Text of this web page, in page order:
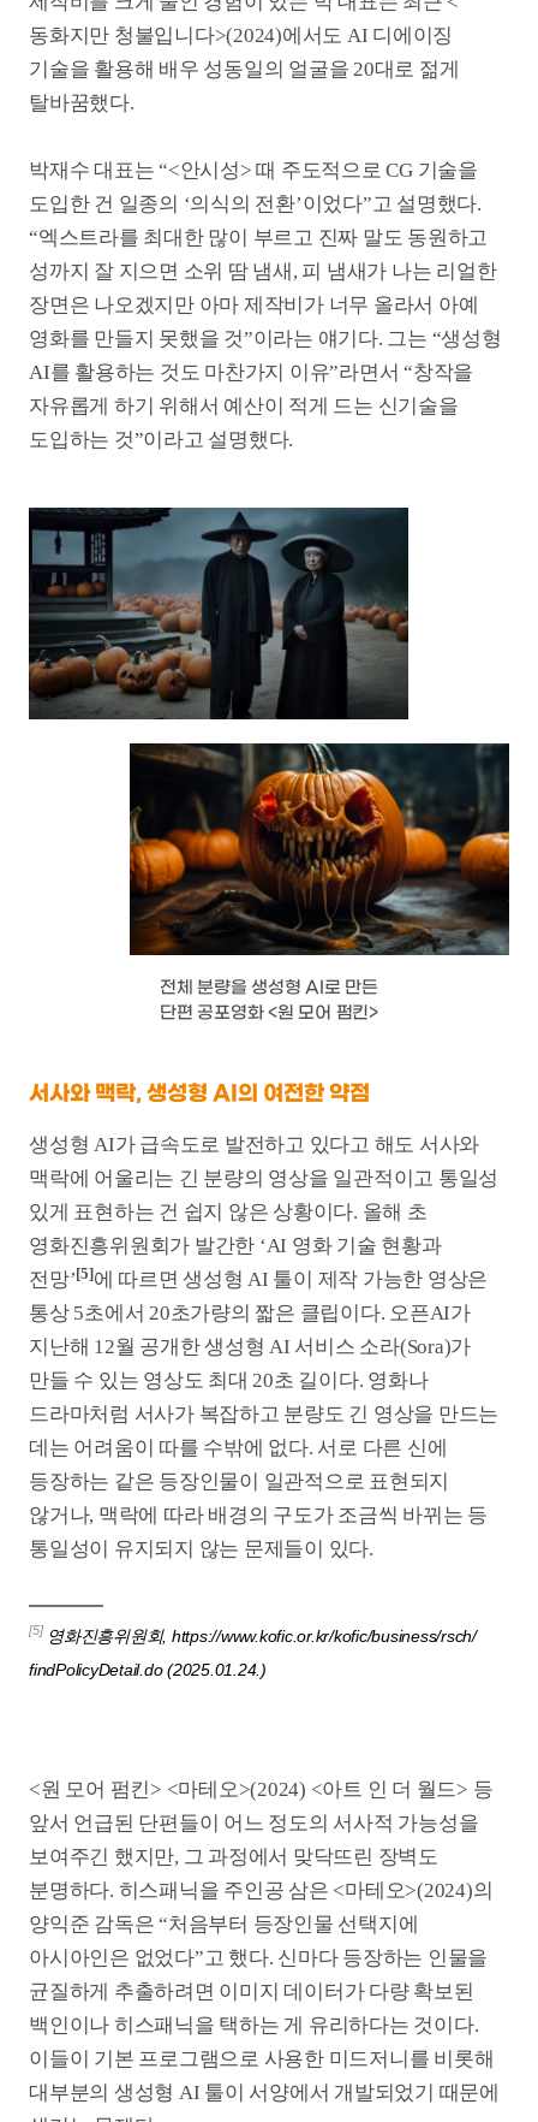
있게 표현하는 건 쉽지 않은 상황이다. 올해 초
영화진흥위원회가 발간한 ‘AI 영화 기술 현황과
전망’[5]에 따르면 생성형 AI 툴이 제작 가능한 영상은
통상 5초에서 20초가량의 짧은 클립이다. 오픈AI가
만들 수 있는 영상도 최대 20초 길이다. 영화나
드라마처럼 서사가 복잡하고 분량도 긴 영상을 만드는
데는 어려움이 따를 수밖에 없다. 서로 다른 신에
등장하는 같은 등장인물이 일관적으로 표현되지
않거나, 맥락에 따라 배경의 구도가 조금씩 바뀌는 등
통일성이 유지되지 않는 문제들이 있다.
[5] 영화진흥위원회, https://www.kofic.or.kr/kofic/business/rsch/
findPolicyDetail.do (2025.01.24.)
앞서 언급된 단편들이 어느 정도의 서사적 가능성을
보여주긴 했지만, 그 과정에서 맞닥뜨린 장벽도
분명하다. 히스패닉을 주인공 삼은 <마테오>(2024)의
양익준 감독은 “처음부터 등장인물 선택지에
아시아인은 없었다”고 했다. 신마다 등장하는 인물을
균질하게 추출하려면 이미지 데이터가 다량 확보된
백인이나 히스패닉을 택하는 게 유리하다는 것이다.
이들이 기본 프로그램으로 사용한 미드저니를 비롯해
대부분의 생성형 AI 툴이 서양에서 개발되었기 때문에
생성형 AI의 표현력이 사람만큼 미묘하고 정확하지
않다는 아쉬움도 있다. 이 감독은 <아트 인 더 월드>
제작 과정에서 이탈리아어 악센트로 영어를 구사하는
모나리자의 음성 연기를 위해 실제 이탈리아 출신
배우를 기용했다고 한다. 이후 AI 기술을 활용해
“이탈리아 악센트로 영어 대사를 해 달라고 주문하는
AI가 인간을 따라오려면 아직 멀었다고 생각한다”고
생성형 AI가 인간의 저작권을 침해할 여지가 있다는
점은 보다 근본적인 문제다. 최근 챗GPT에서 선풍적인
인기를 끌고 있는 ‘지브리 스타일 이미지 제작’
[6]이
불러일으킨 논쟁도 같은 종류다. 특정 사진을 첨부하고
‘지브리 스타일로 재해석해 달라’고 입력하면 ‘감정을
강조하는 큰 눈과 섬세한 표정’, ‘따뜻하고 부드러운
색조’ 등의 스타일 요소를 반영해 모방 이미지를
만들어주는 식이다. 챗GPT가 스튜디오 지브리와
저작권 계약을 맺었는지는 알려지지 않았지만,
미야자키 하야오 감독이 과거 한 다큐멘터리에서
‘인간에 대한 고려 없는 AI 작업’에 대해 강한 부정적
견해를 내비쳤다는 건 분명하다.
[6] 조선일보, ‘지브리·디즈니 아니면 뽀로로풍? 챗GPT 새 이미지
https://www.chosun.com/international/japan/2025/
03/28/CODYQK6WD5GZPER4JHE4KC2VME/ (2025.03.28.)
않다는 데 있다. 챗GPT는 해당 논쟁에 대해 묻자
“법적으로 ‘스타일’ 자체는 저작권 보호 대상이
아니다”라면서 “지브리 작품을 직접 학습했다면
참고해서 새로운 창작을 하는 것은 회색지대”라고
설명했다. 인간이 피와 땀으로 창출해낸 저작 가치와
‘유사한 스타일의’ 작품이 생성형 AI로 손쉽게 제작될
수 있지만 그게 표절도, 저작권 침해도 아니라면?
변호사는 “현재 생성형 AI는 다른 작품을 ‘학습’하는
형식으로 작업하는데 이 행위를 현행 저작권법